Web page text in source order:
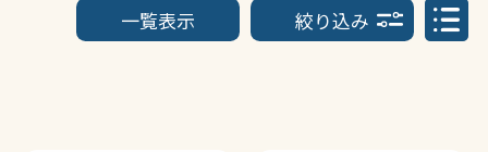
一覧表示 絞り込み